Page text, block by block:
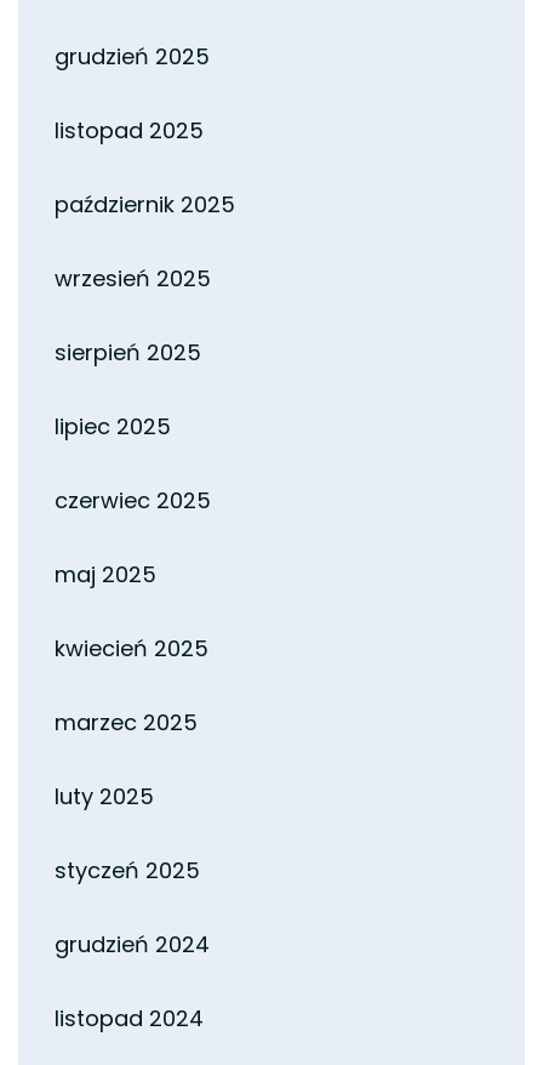
grudzień 2025
listopad 2025
październik 2025
wrzesień 2025
sierpień 2025
lipiec 2025
czerwiec 2025
maj 2025
kwiecień 2025
marzec 2025
luty 2025
styczeń 2025
grudzień 2024
listopad 2024